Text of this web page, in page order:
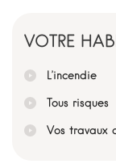
VOTRE
L’incendie
Tous risques
Vos travaux